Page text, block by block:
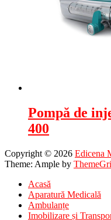
Pompă de
400
Copyright © 2026 Edicena
Theme: Ample by
Acasă
Aparatură Medicală
Ambulanțe
Imobilizare și